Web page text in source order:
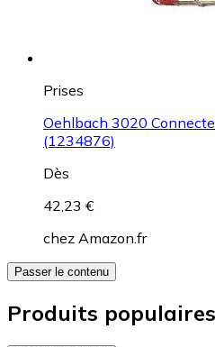
Prises
Oehlbach 3020
(1234876)
Dès
42,23 €
chez Amazon.fr
Passer le contenu
Produits populaires